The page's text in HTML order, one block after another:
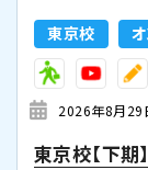
東京校
2026年8月29
東京校【下期